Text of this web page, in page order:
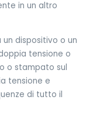
in un altro
dispositivo o un
tensione o
o stampato sul
tensione e
di tutto il